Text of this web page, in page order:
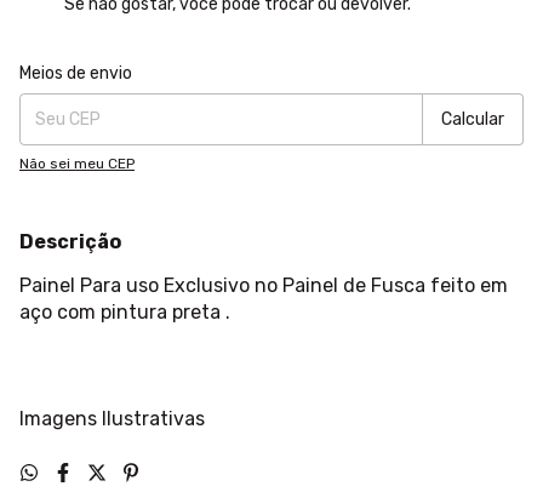
Se não gostar, você pode trocar ou devolver.
Entregas para o CEP:
Meios de envio
Calcular
Não sei meu CEP
Descrição
Painel Para uso Exclusivo no Painel de Fusca feito em
aço com pintura preta .
Imagens Ilustrativas